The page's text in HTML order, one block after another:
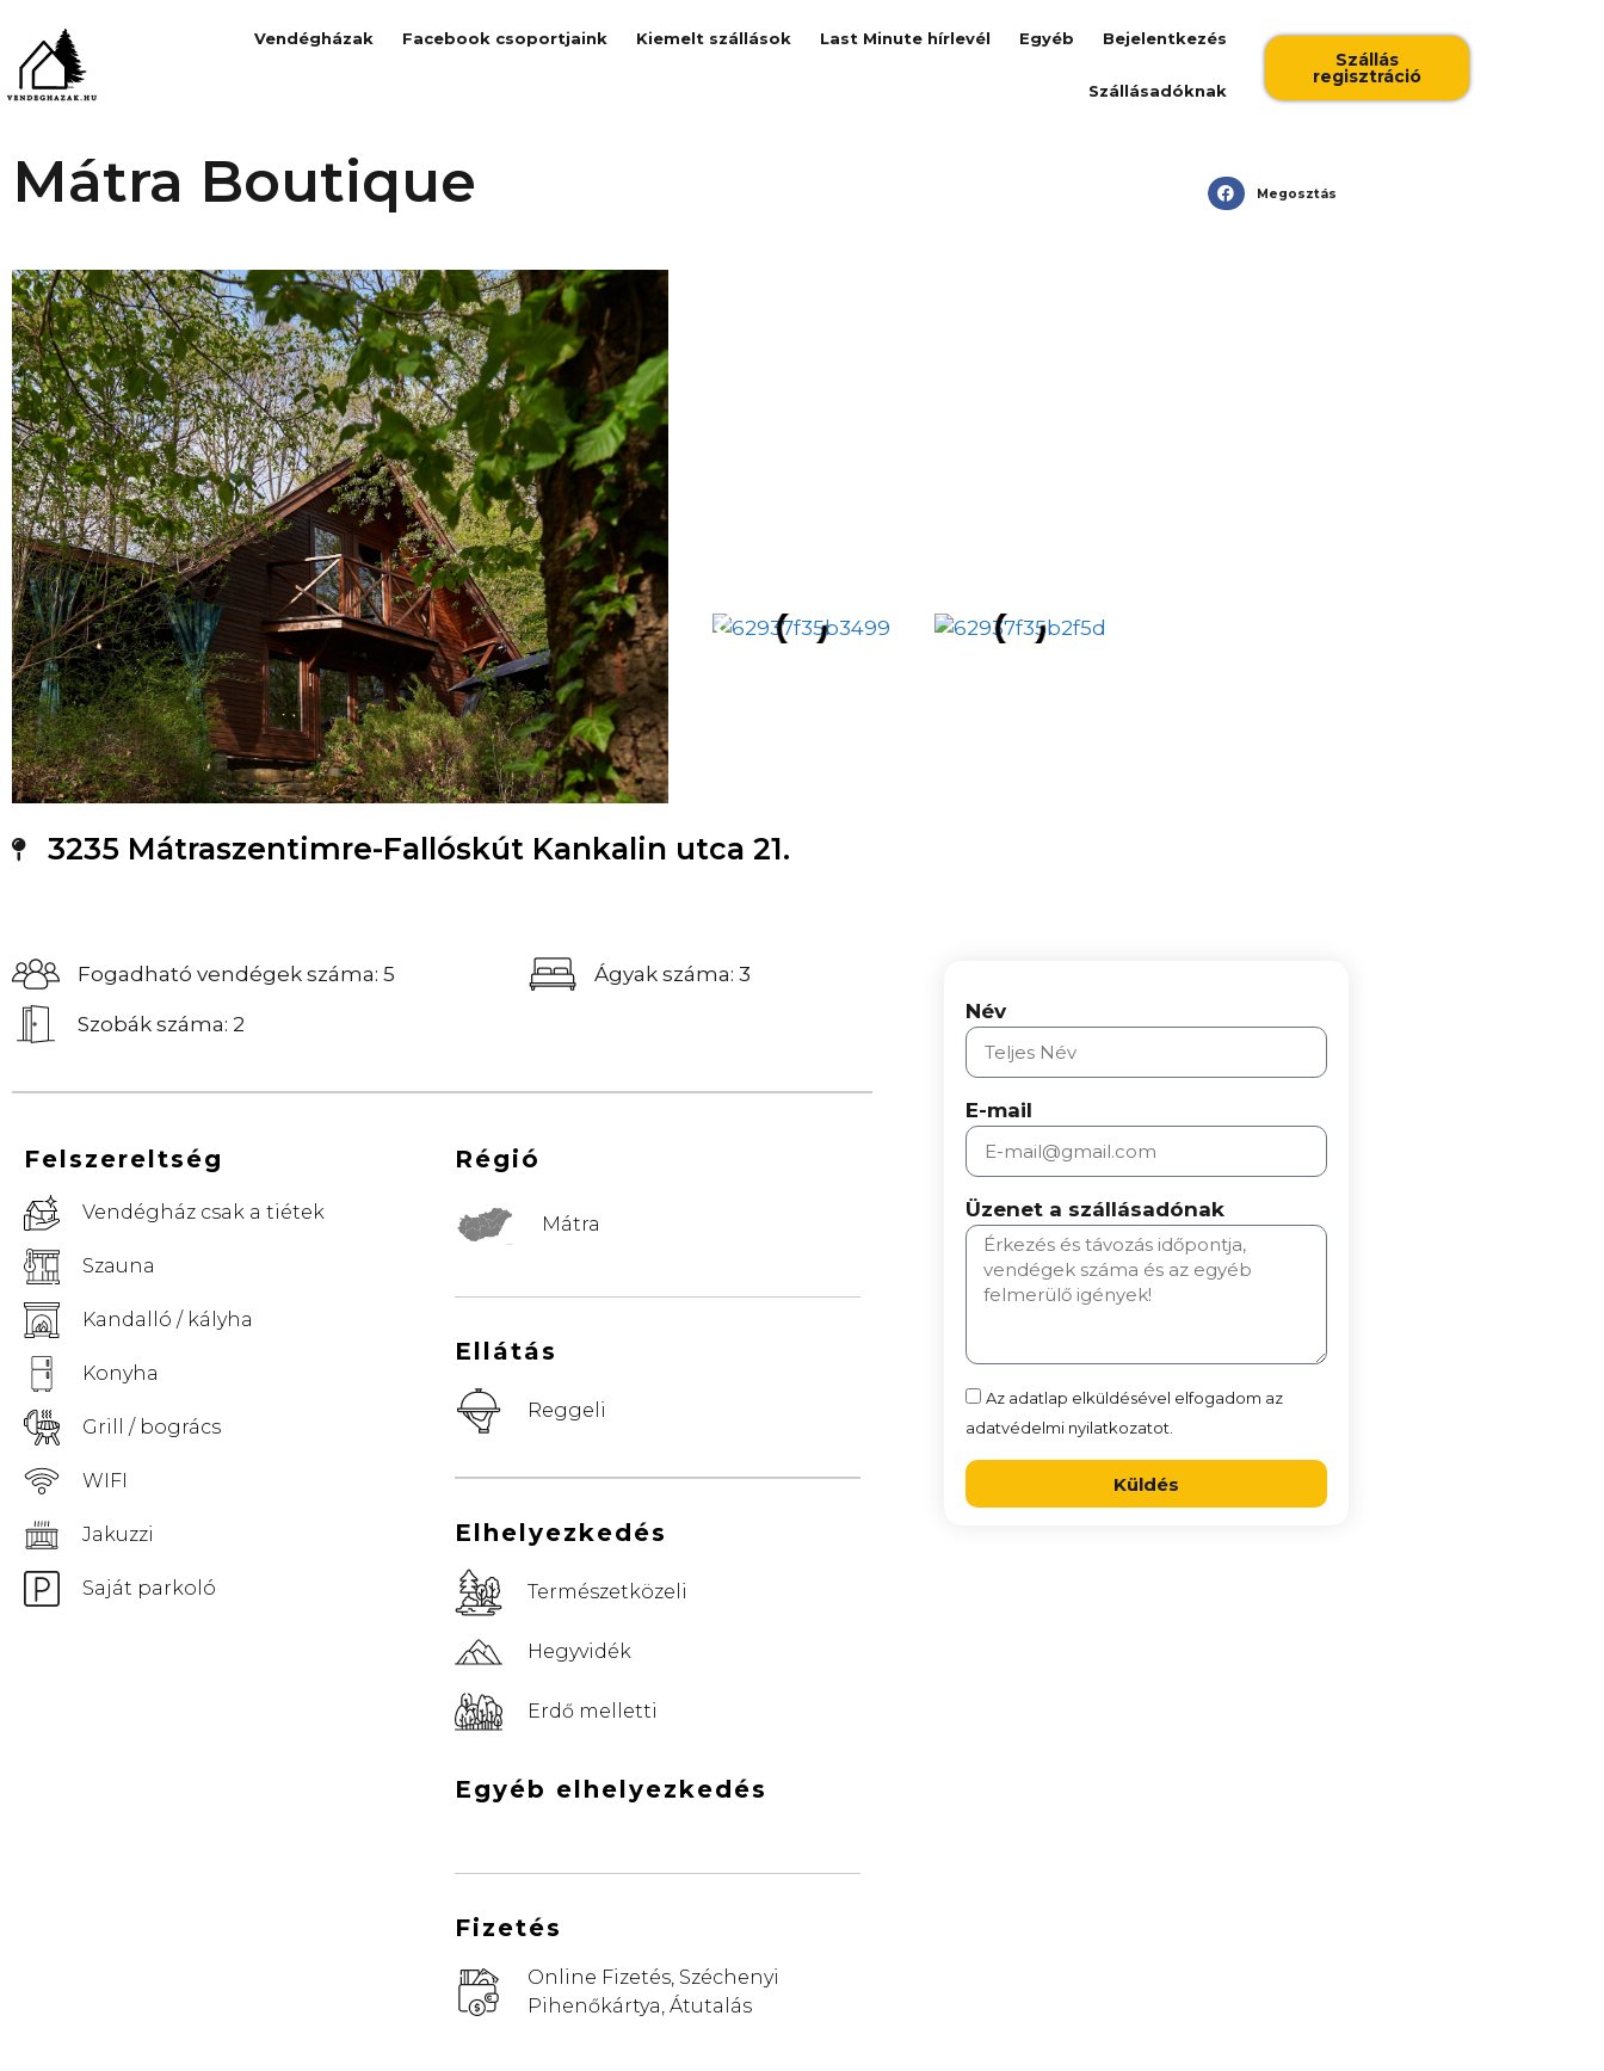
Vendégházak Facebook csoportjaink Kiemelt szállások Last Minute hírlevél Egyéb Bejelentkezés
Szállásadóknak
Szállás
regisztráció
Mátra Boutique Megosztás
3235 Mátraszentimre-Fallóskút Kankalin utca 21.
Fogadható vendégek száma: 5 Ágyak száma: 3
Szobák száma: 2
Felszereltség
Vendégház csak a tiétek
Szauna
Kandalló / kályha
Konyha
Grill / bogrács
WIFI
Jakuzzi
Saját parkoló
Régió
Mátra
Ellátás
Reggeli
Elhelyezkedés
Természetközeli
Hegyvidék
Erdő melletti
Egyéb elhelyezkedés
Fizetés
Online Fizetés, Széchenyi
Pihenőkártya, Átutalás
Név
E-mail
Üzenet a szállásadónak
Az adatlap elküldésével elfogadom az
adatvédelmi nyilatkozatot.
Küldés